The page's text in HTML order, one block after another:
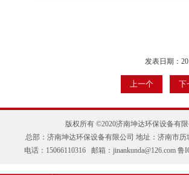
发表日期：
上一个 下
版权所有 ©2020济南坤达环保设备有限
总部：济南坤达环保设备有限公司 地址：济南市历
电话：15066110316 邮箱：jinankunda@126.com鲁